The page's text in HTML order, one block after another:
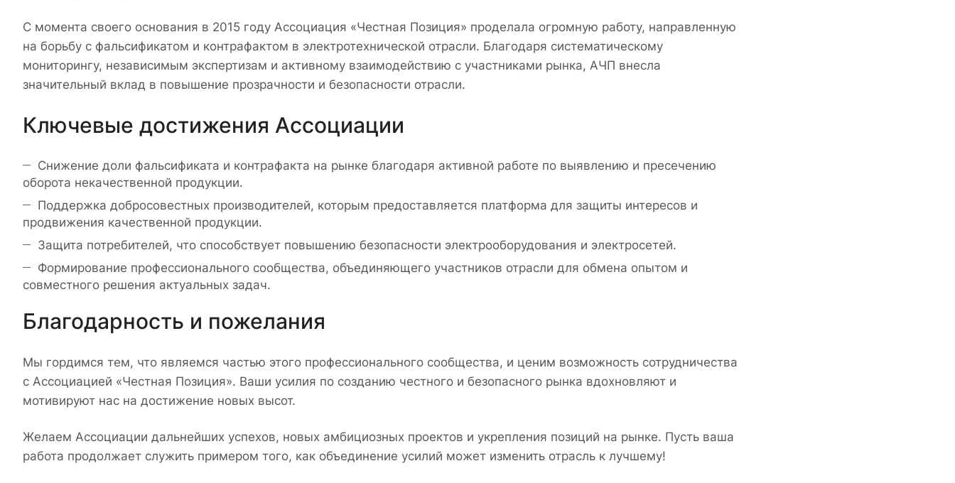
С момента своего основания в 2015 году Ассоциация «Честная Позиция» проделала огромную работу, направленную
на борьбу с фальсификатом и контрафактом в электротехнической отрасли. Благодаря систематическому
мониторингу, независимым экспертизам и активному взаимодействию с участниками рынка, АЧП внесла
значительный вклад в повышение прозрачности и безопасности отрасли.
Ключевые достижения Ассоциации
Снижение доли фальсификата и контрафакта на рынке благодаря активной работе по выявлению и пресечению
оборота некачественной продукции.
Поддержка добросовестных производителей, которым предоставляется платформа для защиты интересов и
продвижения качественной продукции.
Защита потребителей, что способствует повышению безопасности электрооборудования и электросетей.
Формирование профессионального сообщества, объединяющего участников отрасли для обмена опытом и
совместного решения актуальных задач.
Благодарность и пожелания
Мы гордимся тем, что являемся частью этого профессионального сообщества, и ценим возможность сотрудничества
с Ассоциацией «Честная Позиция». Ваши усилия по созданию честного и безопасного рынка вдохновляют и
мотивируют нас на достижение новых высот.
Желаем Ассоциации дальнейших успехов, новых амбициозных проектов и укрепления позиций на рынке. Пусть ваша
работа продолжает служить примером того, как объединение усилий может изменить отрасль к лучшему!